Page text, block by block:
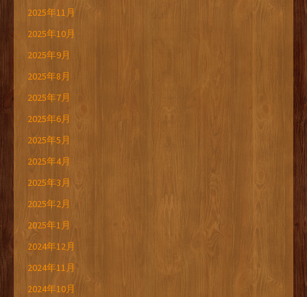
2025年11月
2025年10月
2025年9月
2025年8月
2025年7月
2025年6月
2025年5月
2025年4月
2025年3月
2025年2月
2025年1月
2024年12月
2024年11月
2024年10月